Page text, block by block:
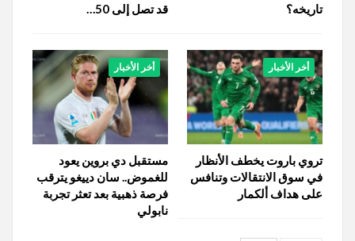
تاريخه؟
قد تصل إلى 50…
أخر الأخبار
تروي باروت يخطف الأنظار
في سوق الانتقالات وتنافس
على هداف ألكمار
أخر الأخبار
مستقبل دي بروين يعود
للغموض.. سان دييغو يترقب
فرصة ذهبية بعد تعثر تجربة
نابولي